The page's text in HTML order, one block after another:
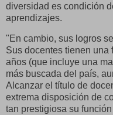
diversidad es condición
aprendizajes.
"En cambio, sus logros
Sus docentes tienen
años (que incluye una
más buscada del país,
Alcanzar el título de
extrema disposición de
tan prestigiosa su